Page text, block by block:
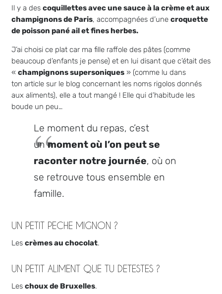
Il y a des coquillettes avec une sauce à la crème et aux
champignons de Paris, accompagnées d’une croquette
de poisson pané ail et fines herbes.
J’ai choisi ce plat car ma fille raffole des pâtes (comme
beaucoup d’enfants je pense) et en lui disant que c’était des
« champignons supersoniques» (comme lu dans
ton article sur le blog concernant les noms rigolos donnés
aux aliments), elle a tout mangé ! Elle qui d’habitude les
boude un peu…
Le moment du repas, c’est
unmoment où l’on peut se
raconter notre journée, où on
se retrouve tous ensemble en
famille.
UN PETIT PECHE MIGNON ?
Les crèmes au chocolat.
UN PETIT ALIMENT QUE TU DETESTES ?
Les choux de Bruxelles.